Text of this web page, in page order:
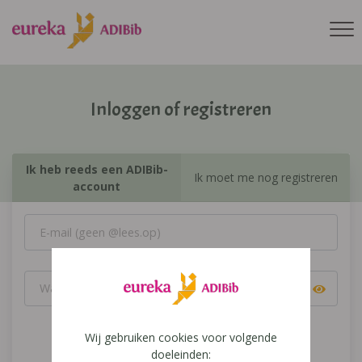
Inloggen of registreren
Ik heb reeds een ADIBib-
account
Ik moet me nog registreren
Inloggen
Wij gebruiken cookies voor volgende
doeleinden: